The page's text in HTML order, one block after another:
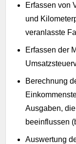
Erfassen von
und
veranlasste
Erfassen der
Berechnung
Ausgaben,
beeinflussen
Auswertung